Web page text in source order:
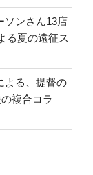
ソンさん13店
る夏の遠征ス
よる、提督の
複合コラ